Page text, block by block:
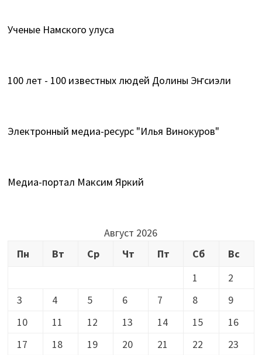
Ученые Намского улуса
100 лет - 100 известных людей Долины Эҥсиэли
Электронный медиа-ресурс "Илья Винокуров"
Медиа-портал Максим Яркий
Август 2026
Пн
Вт Ср Чт Пт Сб
Вс
1
2
3
4 5 6 7 8
9
10
11 12 13 14 15
16
17
18 19 20 21 22
23